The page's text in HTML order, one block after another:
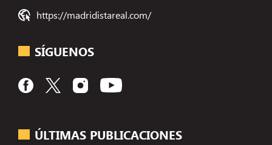
ÚLTIMAS PUBLICACIONES
https://madridistareal.com/
SÍGUENOS